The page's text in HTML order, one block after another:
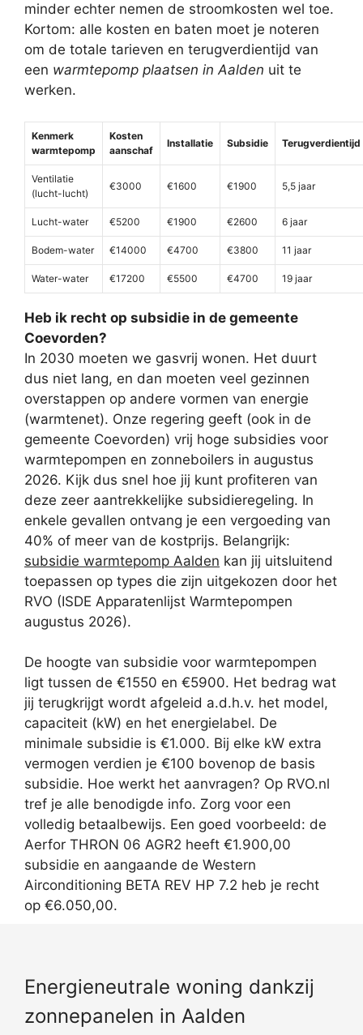
minder echter nemen de stroomkosten wel toe.
Kortom: alle kosten en baten moet je noteren
om de totale tarieven en terugverdientijd van
een warmtepomp plaatsen in Aalden uit te
werken.
Kenmerk
warmtepomp
Kosten
aanschaf
Installatie Subsidie Terugverdientijd
Ventilatie
(lucht-lucht)
€3000 €1600 €1900 5,5 jaar
Lucht-water €5200 €1900 €2600 6 jaar
Bodem-water €14000 €4700 €3800 11 jaar
Water-water €17200 €5500 €4700 19 jaar
Heb ik recht op subsidie in de gemeente
Coevorden?
In 2030 moeten we gasvrij wonen. Het duurt
dus niet lang, en dan moeten veel gezinnen
overstappen op andere vormen van energie
(warmtenet). Onze regering geeft (ook in de
gemeente Coevorden) vrij hoge subsidies voor
warmtepompen en zonneboilers in augustus
2026. Kijk dus snel hoe jij kunt profiteren van
deze zeer aantrekkelijke subsidieregeling. In
enkele gevallen ontvang je een vergoeding van
40% of meer van de kostprijs. Belangrijk:
subsidie warmtepomp Aalden kan jij uitsluitend
toepassen op types die zijn uitgekozen door het
RVO (ISDE Apparatenlijst Warmtepompen
augustus 2026).
De hoogte van subsidie voor warmtepompen
ligt tussen de €1550 en €5900. Het bedrag wat
jij terugkrijgt wordt afgeleid a.d.h.v. het model,
capaciteit (kW) en het energielabel. De
minimale subsidie is €1.000. Bij elke kW extra
vermogen verdien je €100 bovenop de basis
subsidie. Hoe werkt het aanvragen? Op RVO.nl
tref je alle benodigde info. Zorg voor een
volledig betaalbewijs. Een goed voorbeeld: de
Aerfor THRON 06 AGR2 heeft €1.900,00
subsidie en aangaande de Western
Airconditioning BETA REV HP 7.2 heb je recht
op €6.050,00.
Energieneutrale woning dankzij
zonnepanelen in Aalden